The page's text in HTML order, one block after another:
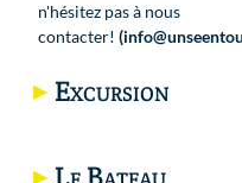
n'hésitez pas à nous
contacter!
Excursion